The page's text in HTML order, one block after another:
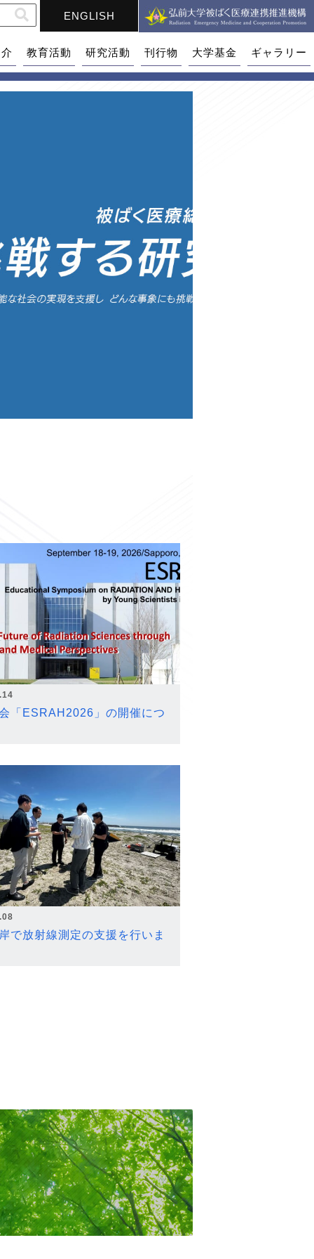
ENGLISH
教育活動 研究活動 刊行物 大学基金 ギャラリー
「ESRAH2026」の開催につ
で放射線測定の支援を行いま